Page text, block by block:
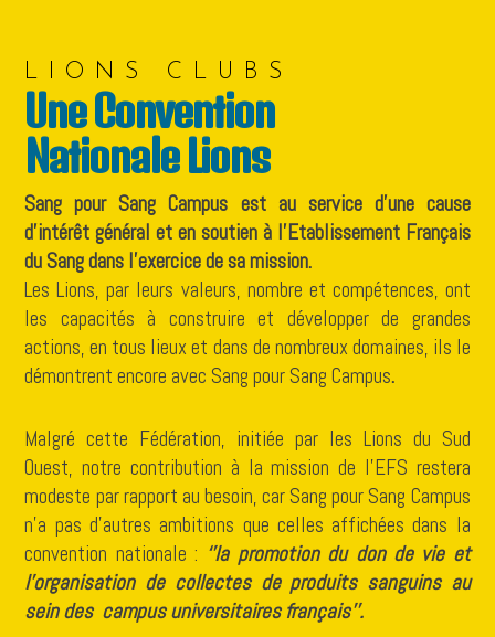
LIONS CLUBS
Une Convention
Nationale Lions
Sang pour Sang Campus est au service d’une cause
d’intérêt général et en soutien à l’Etablissement Français
du Sang dans l’exercice de sa mission.
Les Lions, par leurs valeurs, nombre et compétences, ont
les capacités à construire et développer de grandes
actions, en tous lieux et dans de nombreux domaines, ils le
démontrent encore avec Sang pour Sang Campus.
Malgré cette Fédération, initiée par les Lions du Sud
Ouest, notre contribution à la mission de l’EFS restera
modeste par rapport au besoin, car Sang pour Sang Campus
n’a pas d’autres ambitions que celles affichées dans la
convention nationale : ‘’la promotion du don de vie et
l’organisation de collectes de produits sanguins au
sein des campus universitaires français’’.